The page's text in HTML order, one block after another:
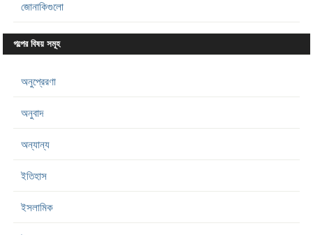
জোনাকিগুলো
গল্পের বিষয় সমূহ
অনুপ্রেরণা
অনুবাদ
অন্যান্য
ইতিহাস
ইসলামিক